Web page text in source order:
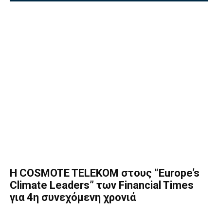
Η COSMOTE TELEKOM στους “Europe’s
Climate Leaders” των Financial Times
για 4η συνεχόμενη χρονιά